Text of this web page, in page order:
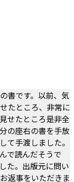
書です。以前、気
たところ、非常に
せたところ是非全
の座右の書を手放
て手渡しました。
で読んだそうで
た。出版元に問い
返事をいただきま